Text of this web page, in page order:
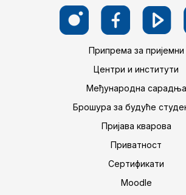
Припрема за пријемни
Центри и институти
Међународна сарадња
Брошура за будуће
Пријава кварова
Приватност
Сертификати
Moodle